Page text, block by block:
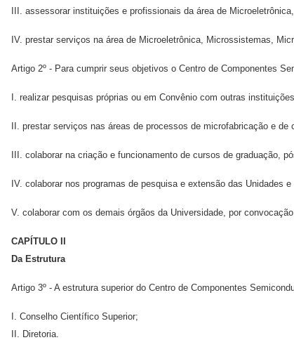
III. assessorar instituições e profissionais da área de
IV. prestar serviços na área de Microeletrônica, Microssistemas,
Artigo 2º - Para cumprir seus objetivos o Centro de Componentes
I. realizar pesquisas próprias ou em Convênio com outras
II. prestar serviços nas áreas de processos de microfabricação e
III. colaborar na criação e funcionamento de cursos de graduação,
IV. colaborar nos programas de pesquisa e extensão das Unidades
V. colaborar com os demais órgãos da Universidade, por
CAPÍTULO II
Da Estrutura
Artigo 3º - A estrutura superior do Centro de Componentes
I. Conselho Científico Superior;
II. Diretoria.